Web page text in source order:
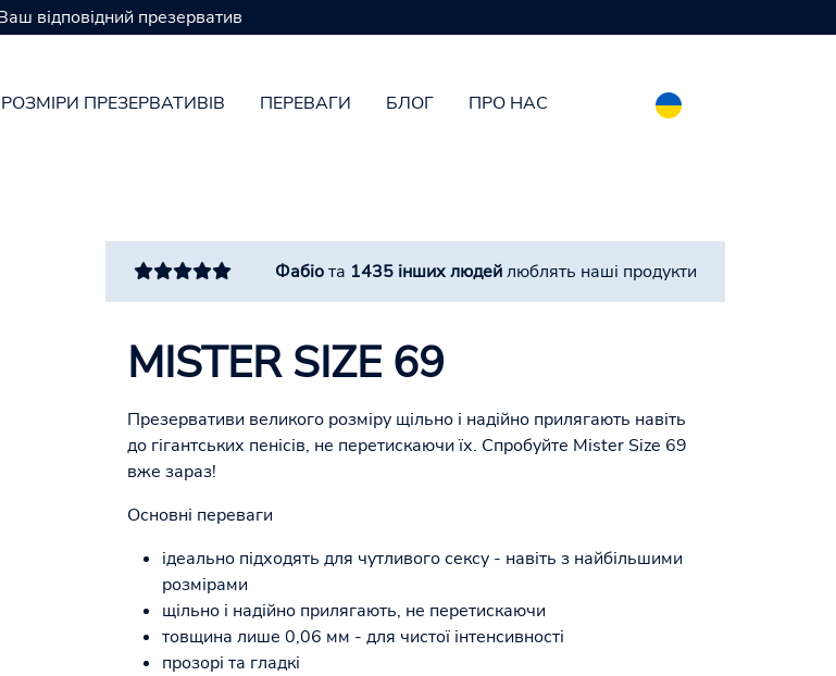
РОЗМІРИ ПРЕЗЕРВАТИВІВ ПЕРЕВАГИ БЛОГ ПРО НАС
Фабіота 1435 інших людейлюблять наші продукти
MISTER SIZE 69
Презервативи великого розміру щільно і надійно прилягають навіть
до гігантських пенісів, не перетискаючи їх. Спробуйте Mister Size 69
вже зараз!
Основні переваги
ідеально підходять для чутливого сексу - навіть з найбільшими
розмірами
щільно і надійно прилягають, не перетискаючи
товщина лише 0,06 мм - для чистої інтенсивності
прозорі та гладкі